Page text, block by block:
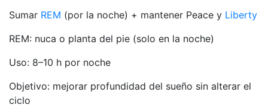
Sumar REM (por la noche) + mantener Peace y Liberty
REM: nuca o planta del pie (solo en la noche)
Uso: 8–10 h por noche
Objetivo: mejorar profundidad del sueño sin alterar el
ciclo